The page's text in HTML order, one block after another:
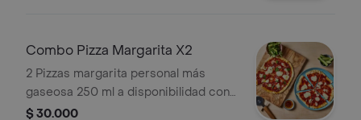
Combo Pizza Margarita X2
2 Pizzas margarita personal más
gaseosa 250 ml a disponibilidad con
masa y salsa napoles de la casa,
$ 30.000